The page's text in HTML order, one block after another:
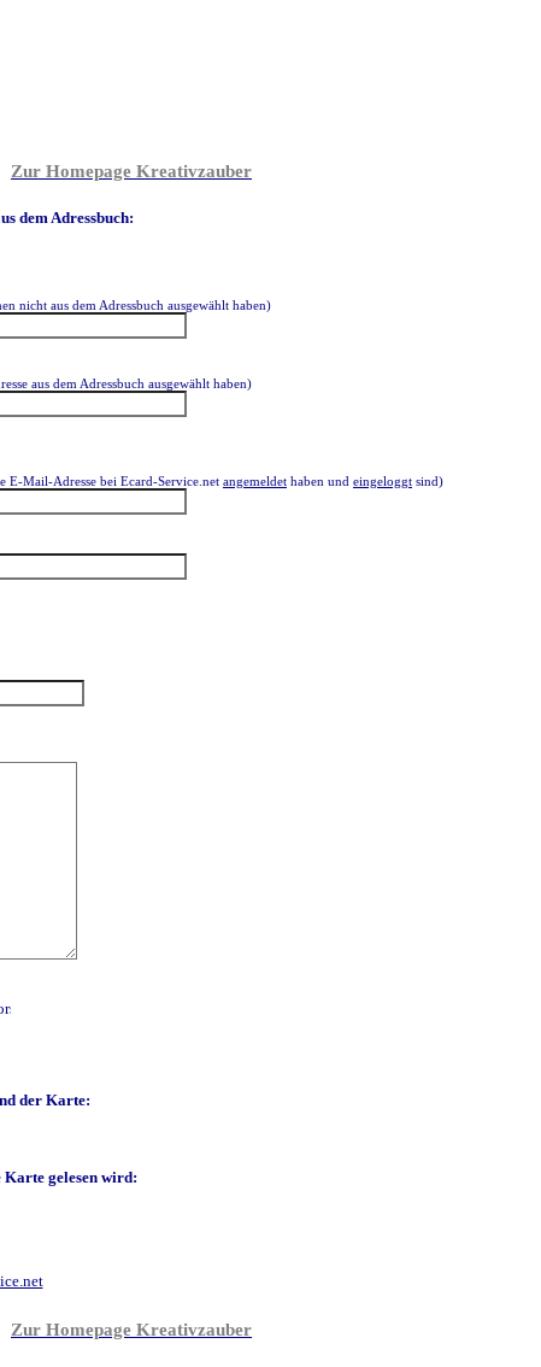
Zur Homepage Kreativzauber
dem Adressbuch:
nicht aus dem Adressbuch ausgewählt haben)
aus dem Adressbuch ausgewählt haben)
E-Mail-Adresse bei Ecard-Service.net angemeldet haben und eingeloggt sind)
der Karte:
gelesen wird:
Zur Homepage Kreativzauber